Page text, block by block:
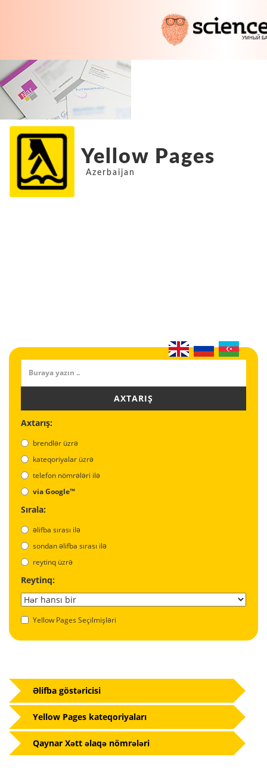
Yellow Pages
Azerbaijan
AXTARIŞ
Axtarış:
brendlər üzrə
kateqoriyalar üzrə
telefon nömrələri ilə
via Google™
Sırala:
əlifba sırası ilə
sondan əlifba sırası ilə
reytinq üzrə
Reytinq:
Yellow Pages Seçilmişləri
Əlifba göstəricisi
Yellow Pages kateqoriyaları
Qaynar Xətt əlaqə nömrələri